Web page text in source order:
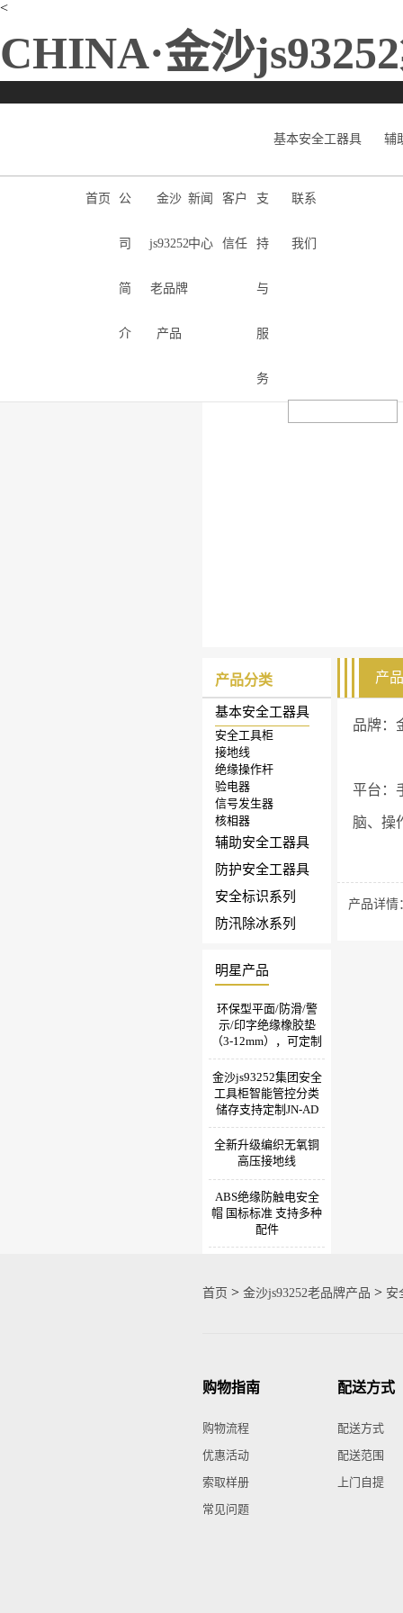
<
CHINA·金沙
基本安全工器具 辅
首页 公
司
简
介
金沙
js93252
老品牌
产品
新闻
中心
客户
信任
支
持
与
服
务
联系
我们
当前位置： 首页>
产品分类
基本安全工器具
安全工具柜
接地线
绝缘操作杆
验电器
信号发生器
核相器
辅助安全工器具
防护安全工器具
安全标识系列
防汛除冰系列
明星产品
环保型平面/防滑/警
示/印字绝缘橡胶垫
（3-12mm），可定制
金沙js93252集团安全
工具柜智能管控分类
储存支持定制JN-AD
全新升级编织无氧铜
高压接地线
ABS绝缘防触电安全
帽 国标标准 支持多种
配件
产
品牌：
平台：
脑、操
产品详情
首页 > 金沙js93252老品牌产品 > 安
购物指南
购物流程
优惠活动
索取样册
常见问题
配送方式
配送方式
配送范围
上门自提